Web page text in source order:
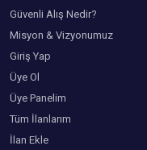
Güvenli Alış Nedir?
Misyon & Vizyonumuz
Giriş Yap
Üye Ol
Üye Panelim
Tüm İlanlarım
İlan Ekle